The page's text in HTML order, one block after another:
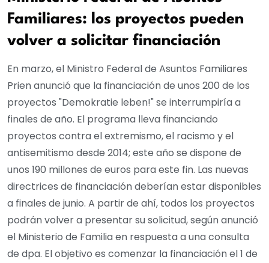
Familiares: los proyectos pueden
volver a solicitar financiación
En marzo, el Ministro Federal de Asuntos Familiares
Prien anunció que la financiación de unos 200 de los
proyectos "Demokratie leben!" se interrumpiría a
finales de año. El programa lleva financiando
proyectos contra el extremismo, el racismo y el
antisemitismo desde 2014; este año se dispone de
unos 190 millones de euros para este fin. Las nuevas
directrices de financiación deberían estar disponibles
a finales de junio. A partir de ahí, todos los proyectos
podrán volver a presentar su solicitud, según anunció
el Ministerio de Familia en respuesta a una consulta
de dpa. El objetivo es comenzar la financiación el 1 de